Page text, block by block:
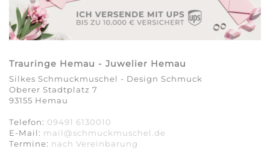
Trauringe Hemau - Juwelier Hemau
Silkes Schmuckmuschel - Design Schmuck
Oberer Stadtplatz 7
93155 Hemau
Telefon: 09491 6130010
E-Mail: mail@schmuckmuschel.de
Termine: nach Vereinbarung​​​​​​​